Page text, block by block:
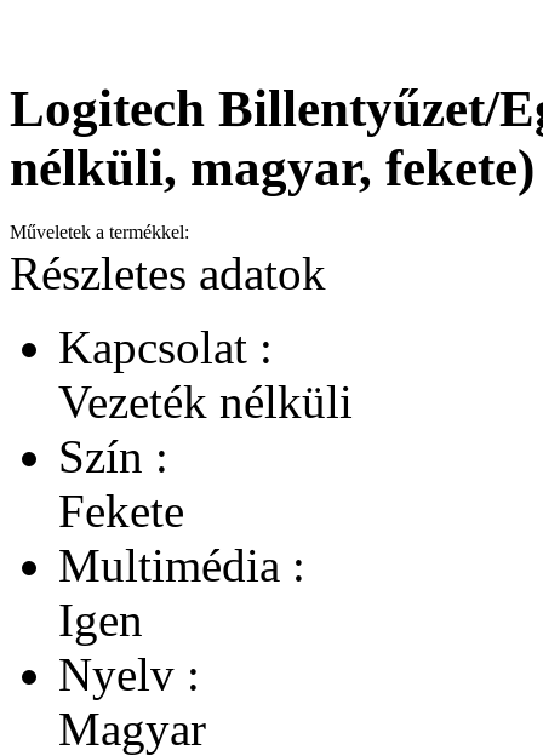
Logitech Billentyűzet/
nélküli, magyar, fekete)
Műveletek a termékkel:
Részletes adatok
Kapcsolat :
Vezeték nélküli
Szín :
Fekete
Multimédia :
Igen
Nyelv :
Magyar